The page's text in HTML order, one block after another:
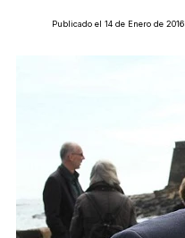
Publicado el 14 de Enero de